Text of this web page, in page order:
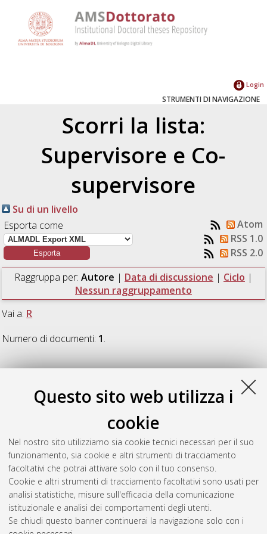
Questo sito web utilizza i
cookie
Nel nostro sito utilizziamo sia cookie tecnici necessari per il suo
funzionamento, sia cookie e altri strumenti di tracciamento
facoltativi che potrai attivare solo con il tuo consenso.
Cookie e altri strumenti di tracciamento facoltativi sono usati per
analisi statistiche, misure sull'efficacia della comunicazione
istituzionale e analisi dei comportamenti degli utenti.
Se chiudi questo banner continuerai la navigazione solo con i
Login
STRUMENTI DI NAVIGAZIONE
Scorri la lista:
Supervisore e Co-
supervisore
Su di un livello
Esporta come
Atom
RSS 1.0
RSS 2.0
Raggruppa per: Autore | Data di discussione | Ciclo |
Nessun raggruppamento
Vai a: R
Numero di documenti: 1.
R
Ruani, Federica(2025) Light induced processes - from
supramolecular systems to photoanodes
Alma Mater Studiorum Università di Bologna. Dottorato di
ricerca inChimica, 37 Ciclo. DOI
10.48676/unibo/amsdottorato/11765.
Questa lista e' stata generata ilSat Aug 8 20:49:12 2026